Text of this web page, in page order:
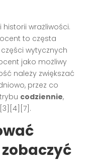
wrażliwości.
to częsta
wytycznych
jako możliwy
należy zwiększać
przez co
codziennie,